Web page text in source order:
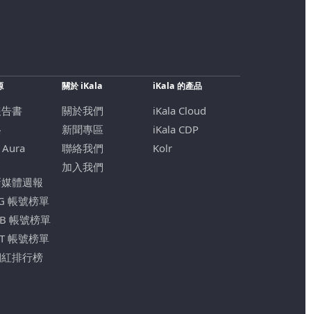
書
體週報
帳號榜單
帳號榜單
帳號榜單
排行榜
關於 iKala
關於我們
新聞專區
聯絡我們
加入我們
iKala 的產品
iKala Cloud
iKala CDP
Kolr